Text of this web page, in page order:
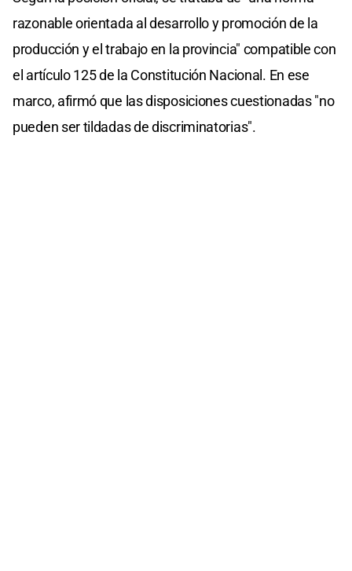
razonable orientada al desarrollo y promoción de la
producción y el trabajo en la provincia" compatible con
el artículo 125 de la Constitución Nacional. En ese
marco, afirmó que las disposiciones cuestionadas "no
pueden ser tildadas de discriminatorias".